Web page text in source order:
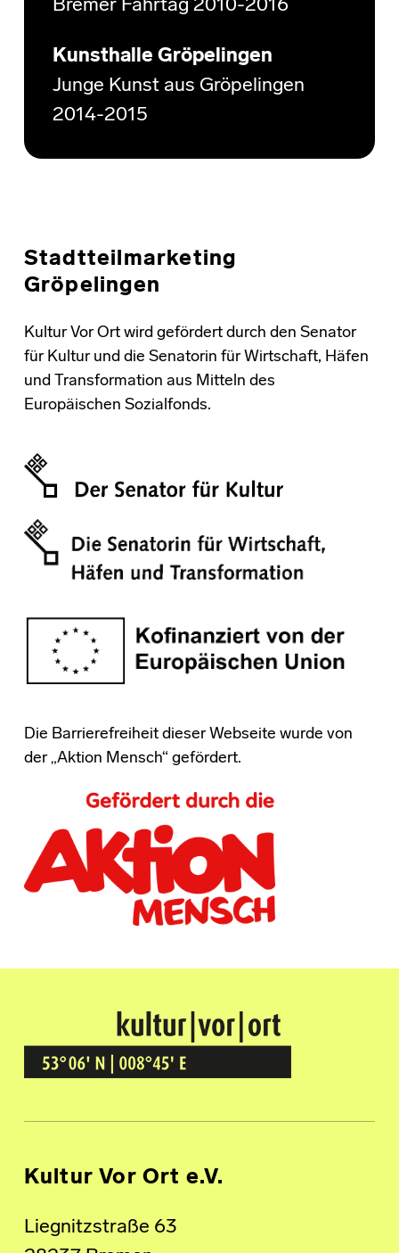
Bremer Fährtag 2010-2016
Kunsthalle Gröpelingen
Junge Kunst aus Gröpelingen
2014-2015
Stadtteilmarketing
Gröpelingen
Kultur Vor Ort wird gefördert durch den Senator
für Kultur und die Senatorin für Wirtschaft, Häfen
und Transformation aus Mitteln des
Europäischen Sozialfonds.
Die Barrierefreiheit dieser Webseite wurde von
der „Aktion Mensch“ gefördert.
Kultur Vor Ort
BREMEN GRÖPELINGEN
Kultur Vor Ort e.V.
Liegnitzstraße 63